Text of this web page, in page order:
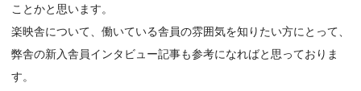
ことかと思います。
楽映舎について、働いている舎員の雰囲気を知りたい方にとって、
弊舎の新入舎員インタビュー記事も参考になればと思っておりま
す。